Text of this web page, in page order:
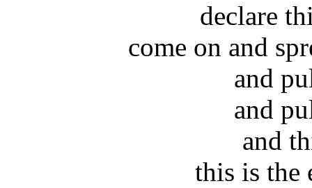
declare
come on and
and
and
and
this is the